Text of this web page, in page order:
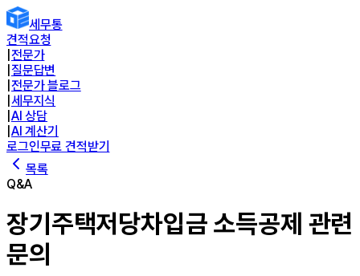
세무통
견적요청
전문가
질문답변
전문가 블로그
세무지식
AI 상담
AI 계산기
로그인무료 견적받기
목록
Q&A
장기주택저당차입금 소득공제 관련
문의